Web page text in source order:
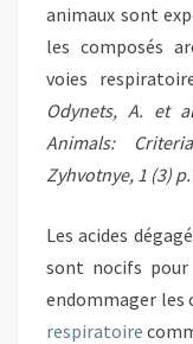
animaux sont
les composés
voies
Odynets, A. et
Animals:
Zyhvotnye, 1 (3)
Les acides
sont nocifs
endommager les
respiratoire